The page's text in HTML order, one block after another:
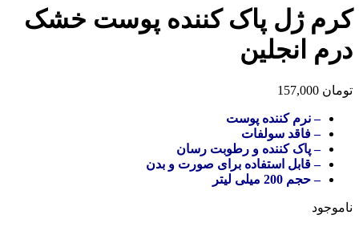
کرم ژل پاک کننده پوست خشک
درم انجلین
تومان
– نرم کننده پوست
– فاقد سولفات
– پاک کننده و رطوبت رسان
– قابل استفاده برای صورت و بدن
– حجم 200 میلی لیتر
ناموجود